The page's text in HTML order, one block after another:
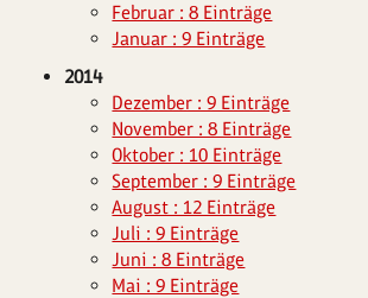
Februar : 8 Einträge
Januar : 9 Einträge
2014
Dezember : 9 Einträge
November : 8 Einträge
Oktober : 10 Einträge
September : 9 Einträge
August : 12 Einträge
Juli : 9 Einträge
Juni : 8 Einträge
Mai : 9 Einträge